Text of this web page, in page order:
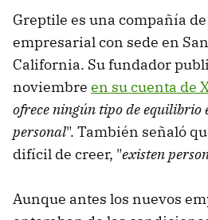
Greptile es una compañía
empresarial con sede en
California. Su fundador
noviembre en su cuenta de
ofrece ningún tipo de
personal". También señaló
difícil de creer, "existen
Aunque antes los nuevos